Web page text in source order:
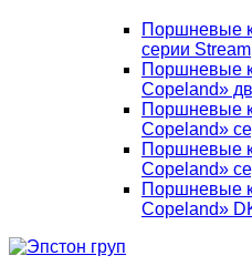
Поршневые
серии Stream
Поршневые
Copeland»
Поршневые
Copeland»
Поршневые
Copeland»
Поршневые
Copeland»